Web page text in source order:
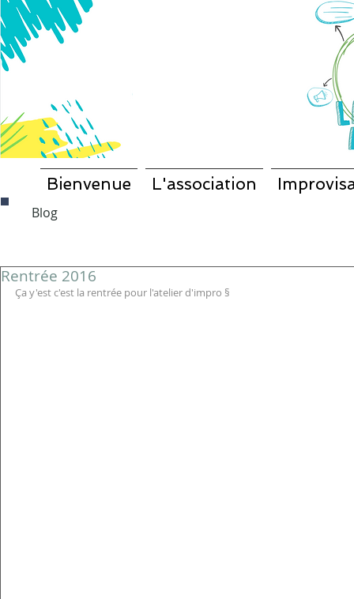
Blog
Rentrée 2016
Ça y'est c'est la rentrée pour l'atelier d'impro §
Bienvenue L'association